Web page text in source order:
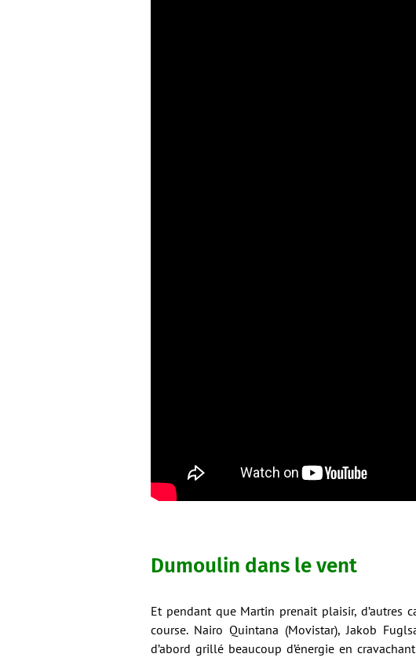
Dumoulin dans le vent
Et pendant que Martin prenait plaisir,
course. Nairo Quintana (Movistar), Jakob
d’abord grillé beaucoup d’énergie en